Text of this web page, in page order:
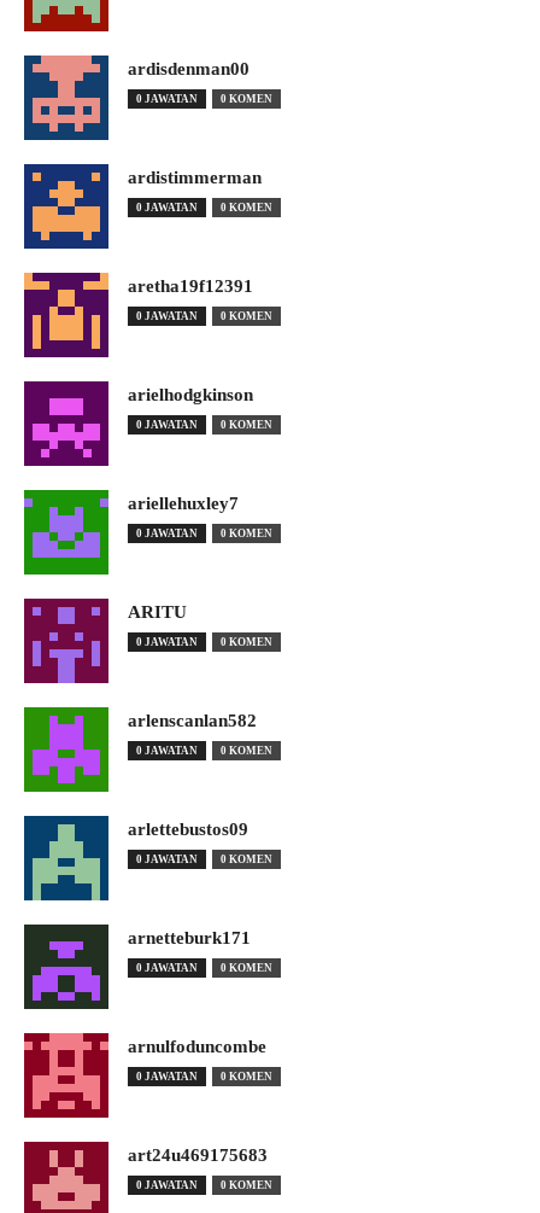
ardisdenman00
0 JAWATAN 0 KOMEN
ardistimmerman
0 JAWATAN 0 KOMEN
aretha19f12391
0 JAWATAN 0 KOMEN
arielhodgkinson
0 JAWATAN 0 KOMEN
ariellehuxley7
0 JAWATAN 0 KOMEN
ARITU
0 JAWATAN 0 KOMEN
arlenscanlan582
0 JAWATAN 0 KOMEN
arlettebustos09
0 JAWATAN 0 KOMEN
arnetteburk171
0 JAWATAN 0 KOMEN
arnulfoduncombe
0 JAWATAN 0 KOMEN
art24u469175683
0 JAWATAN 0 KOMEN